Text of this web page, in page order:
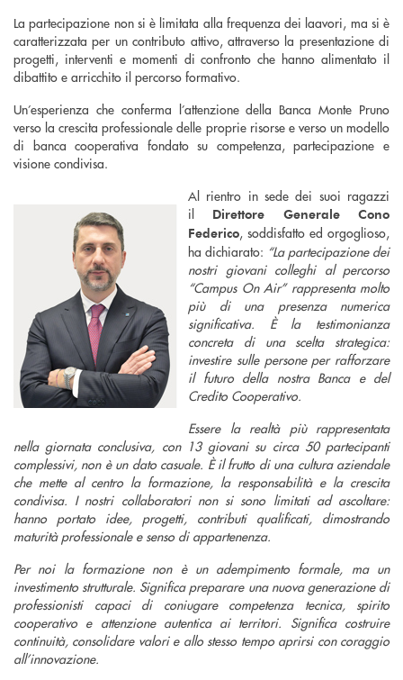
La partecipazione non si è limitata alla frequenza dei laavori, ma si è
caratterizzata per un contributo attivo, attraverso la presentazione di
progetti, interventi e momenti di confronto che hanno alimentato il
dibattito e arricchito il percorso formativo.
Un’esperienza che conferma l’attenzione della Banca Monte Pruno
verso la crescita professionale delle proprie risorse e verso un modello
di banca cooperativa fondato su competenza, partecipazione e
visione condivisa.
Al rientro in sede dei suoi ragazzi
il Direttore Generale Cono
Federico, soddisfatto ed orgoglioso,
ha dichiarato: “La partecipazione dei
nostri giovani colleghi al percorso
“Campus On Air” rappresenta molto
più di una presenza numerica
significativa. È la testimonianza
concreta di una scelta strategica:
investire sulle persone per rafforzare
il futuro della nostra Banca e del
Credito Cooperativo.
Essere la realtà più rappresentata
nella giornata conclusiva, con 13 giovani su circa 50 partecipanti
complessivi, non è un dato casuale. È il frutto di una cultura aziendale
che mette al centro la formazione, la responsabilità e la crescita
condivisa. I nostri collaboratori non si sono limitati ad ascoltare:
hanno portato idee, progetti, contributi qualificati, dimostrando
maturità professionale e senso di appartenenza.
Per noi la formazione non è un adempimento formale, ma un
investimento strutturale. Significa preparare una nuova generazione di
professionisti capaci di coniugare competenza tecnica, spirito
cooperativo e attenzione autentica ai territori. Significa costruire
continuità, consolidare valori e allo stesso tempo aprirsi con coraggio
all’innovazione.